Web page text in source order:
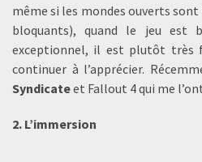
même si les mondes ouverts
bloquants), quand le jeu est
exceptionnel, il est plutôt très
continuer à l’apprécier.
Syndicateet Fallout 4 qui me
2. L’immersion